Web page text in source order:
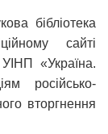
бібліотека
сайті
«Україна.
російсько-
вторгнення